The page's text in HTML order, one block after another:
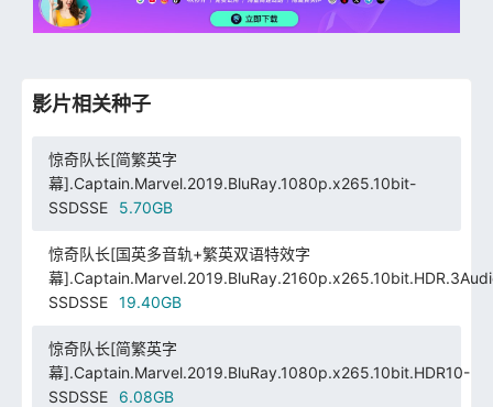
影片相关种子
惊奇队长[简繁英字
幕].Captain.Marvel.2019.BluRay.1080p.x265.10bit-
SSDSSE
5.70GB
惊奇队长[国英多音轨+繁英双语特效字
幕
SSDSSE
19.40GB
惊奇队长[简繁英字
幕].Captain.Marvel.2019.BluRay.1080p.x265.10bit.HDR10-
SSDSSE
6.08GB